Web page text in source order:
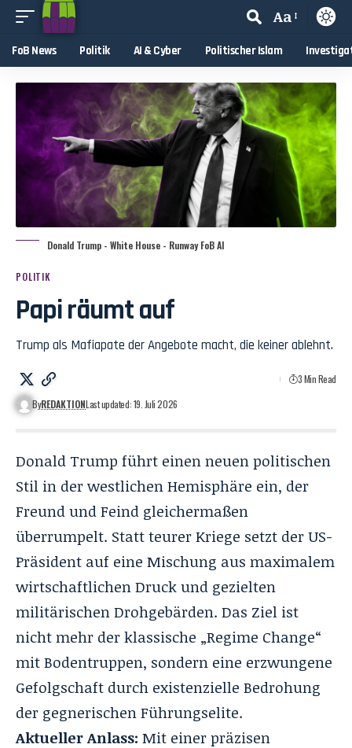
Aa
FoB News Politik AI & Cyber Politischer Islam
Donald Trump - White House - Runway FoB AI
POLITIK
Papi räumt auf
Trump als Mafiapate der Angebote macht, die keiner ablehnt.
ByREDAKTIONLast updated: 19. Juli 2026
3 Min Read
Donald Trump führt einen neuen politischen
Stil in der westlichen Hemisphäre ein, der
Freund und Feind gleichermaßen
überrumpelt. Statt teurer Kriege setzt der US-
Präsident auf eine Mischung aus maximalem
wirtschaftlichen Druck und gezielten
militärischen Drohgebärden. Das Ziel ist
nicht mehr der klassische „Regime Change“
mit Bodentruppen, sondern eine erzwungene
Gefolgschaft durch existenzielle Bedrohung
der gegnerischen Führungselite.
Aktueller Anlass: Mit einer präzisen